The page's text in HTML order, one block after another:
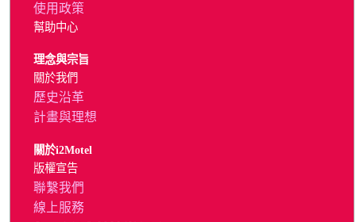
使用政策
幫助中心
理念與宗旨
關於我們
歷史沿革
計畫與理想
關於i2Motel
版權宣告
聯繫我們
線上服務